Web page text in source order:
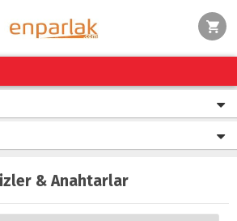
& Anahtarlar